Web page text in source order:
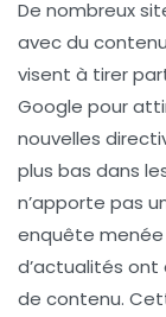
De nombreux
avec du
visent à tirer
Google pour
nouvelles
plus bas dans
n’apporte pas
enquête menée
d’actualités
de contenu.